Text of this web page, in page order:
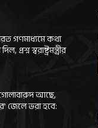
গণমাধ্যমে কথা
স্বরাষ্ট্রমন্ত্রীর
গোলাবারুদ আছে,
জেলে ভরা হবে: